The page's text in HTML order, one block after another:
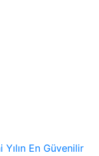
En Güvenilir